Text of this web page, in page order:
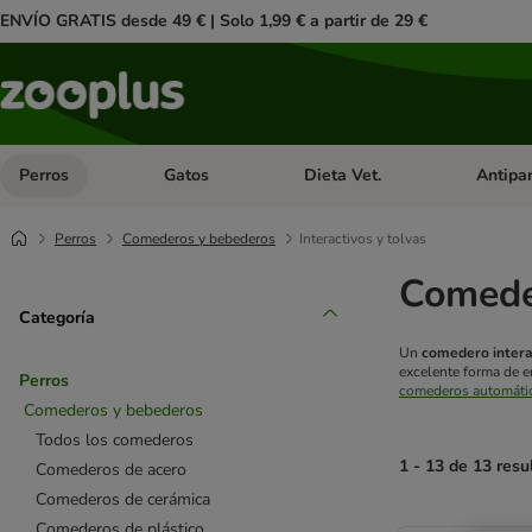
ENVÍO GRATIS desde 49 € | Solo 1,99 € a partir de 29 €
Perros Menú de categoria abierto: Perros
Gatos Menú de categoria abierto: Gatos
Dieta Vet. Menú
Perros Comederos y bebederos Interactivos y tolvas
Categoría
Perros
Comederos y bebederos
Todos los comederos
Comederos de acero
Comederos de cerámica
Un comedero
excelente forma de
comederos
1 - 13 de 13
product items